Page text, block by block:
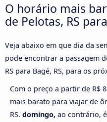
O horário mais
de Pelotas, RS
Veja abaixo em que dia da
pode encontrar a passagem
RS para Bagé, RS, para os
Com o preço a partir de R$
mais barato para viajar de
RS. domingo, ao contrário,